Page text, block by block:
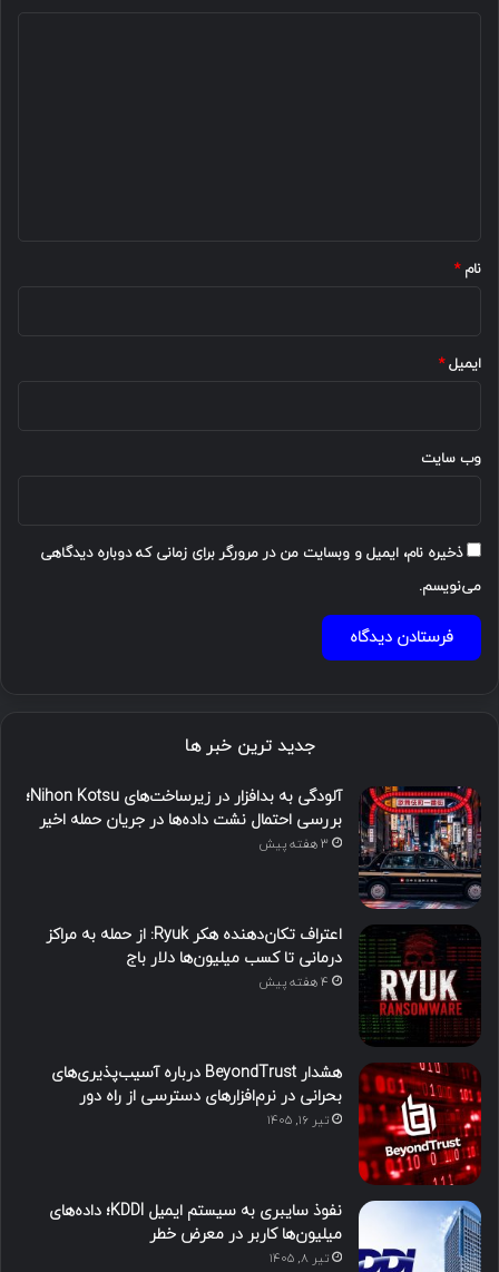
نام*
ایمیل*
وب‌ سایت
ذخیره نام، ایمیل و وبسایت من در مرورگر برای زمانی که دوباره دیدگاهی
می‌نویسم.
جدید ترین خبر ها
آلودگی به بدافزار در زیرساخت‌های Nihon Kotsu؛
بررسی احتمال نشت داده‌ها در جریان حمله اخیر
3 هفته پیش
اعتراف تکان‌دهنده هکر Ryuk: از حمله به مراکز
درمانی تا کسب میلیون‌ها دلار باج
4 هفته پیش
هشدار BeyondTrust درباره آسیب‌پذیری‌های
بحرانی در نرم‌افزارهای دسترسی از راه دور
تیر ۱۶, ۱۴۰۵
نفوذ سایبری به سیستم ایمیل KDDI؛ داده‌های
میلیون‌ها کاربر در معرض خطر
تیر ۸, ۱۴۰۵